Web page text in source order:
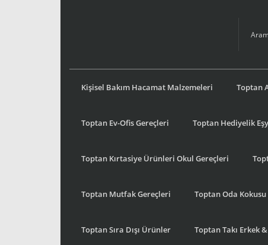
Kişisel Bakım Hacamat Malzemeleri Toptan
Toptan Ev-Ofis Gereçleri Toptan Hediyelik
Toptan Kırtasiye Ürünleri Okul Gereçleri
Toptan Mutfak Gereçleri Toptan Oda
Toptan Sıra Dışı Ürünler Toptan Takı Erkek